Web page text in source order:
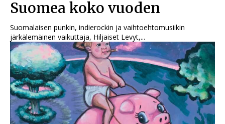
Suomea koko vuoden
Suomalaisen punkin, indierockin ja vaihtoehtomusiikin
järkälemäinen vaikuttaja, Hiljaiset Levyt,...